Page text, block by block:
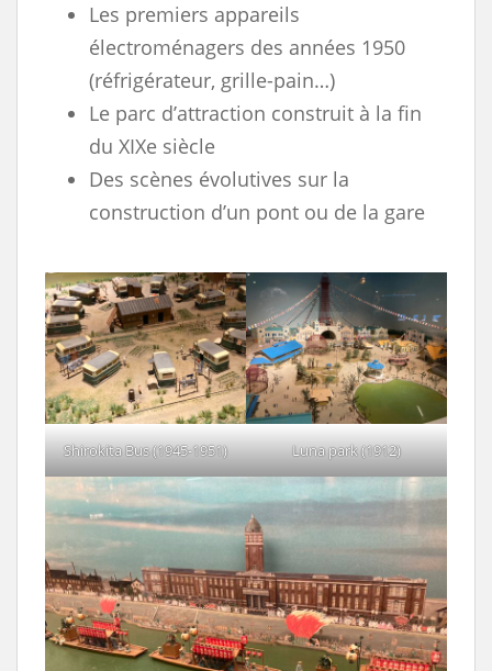
Les premiers appareils
électroménagers des années 1950
(réfrigérateur, grille-pain…)
Le parc d’attraction construit à la fin
du XIXe siècle
Des scènes évolutives sur la
construction d’un pont ou de la gare
Shirokita Bus (1945-1951) Luna park (1912)